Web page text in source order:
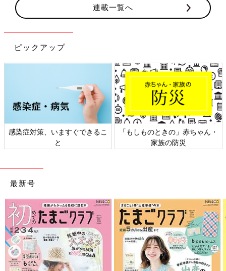
SUZUさんの似顔絵のお店の外観です。
――2021年に似顔絵の仕事に専念されたからは、どんな生活を
送っていますか？
より作業場が欲しかったんです。自宅で描いていると子どもの相
仕事で使う油性ペンも子どもがおもちゃに使って、その後ふたを
閉めなかったりするので、いざ絵を描こうとすると乾燥してスカ
スカになっていて色が出ないこともありました。
コロナ禍だったから子どもたち全員がずっと家にいて「ママ遊ん
で」と言ってきて、仕事に集中できないなどで、ちょっと頭がパ
ンクしそうでした。
お店を出したのは、ちょうどいい物件を見つけたのも大きなきっ
連載一覧へ
ピックアップ
感染症対策、いますぐできるこ
と
「もしものときの」赤ちゃん・
家族の防災
最新号